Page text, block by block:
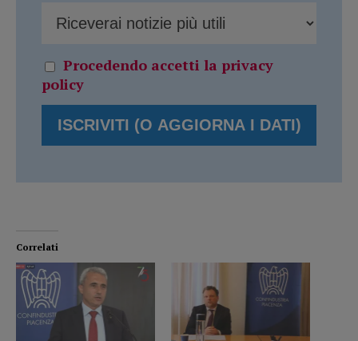
Procedendo accetti la privacy
policy
Correlati